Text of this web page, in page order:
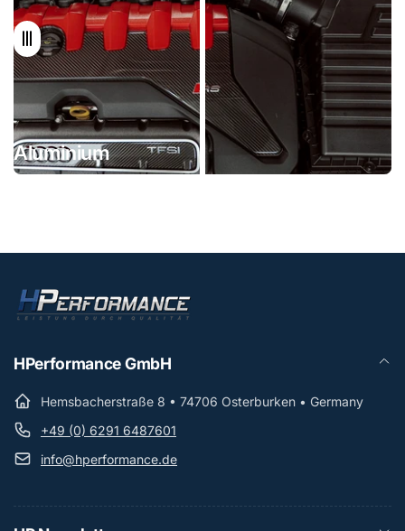
Aluminium
Carbon
HPerformance GmbH
Hemsbacherstraße 8 • 74706 Osterburken • Germany
+49 (0) 6291 6487601
info@hperformance.de